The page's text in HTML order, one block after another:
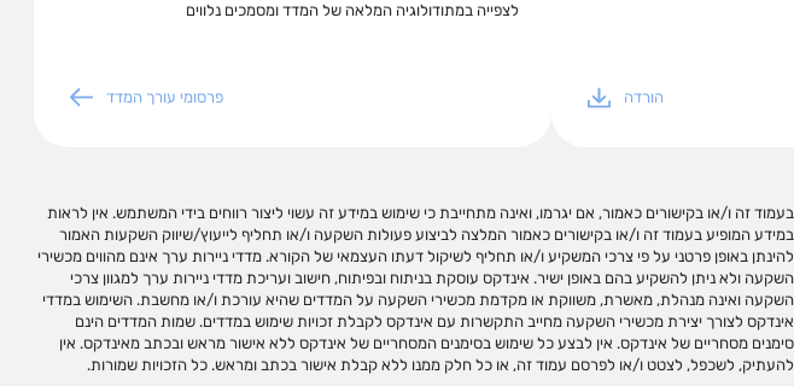
הורדה
לצפייה במתודולוגיה המלאה של המדד ומסמכים נלווים
פרסומי עורך המדד
להעתיק, לשכפל, לצטט ו/או לפרסם עמוד זה, או כל חלק ממנו ללא קבלת אישור בכתב ומראש. כל הזכויות שמורות.